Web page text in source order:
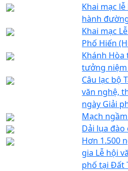
Khai mạc
hành
Khai mạc
Phố Hiến
Khánh
tưởng niệm
Câu lạc bộ
văn nghệ,
ngày Giải
Mạch
Dải lụa
Hơn 1.500
gia Lễ hội
phố tại Đất